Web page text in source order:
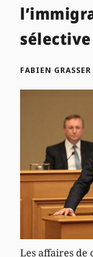
sélective
FABIEN GRASSER
Les affaires